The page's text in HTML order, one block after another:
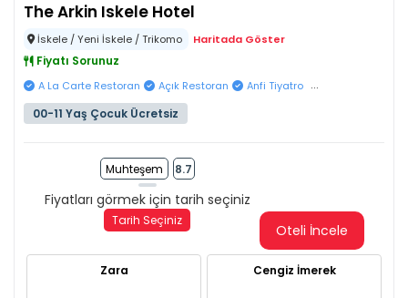
The Arkin Iskele Hotel
İskele / Yeni İskele / Trikomo Haritada Göster
Fiyatı Sorunuz
A La Carte Restoran Açık Restoran Anfi Tiyatro ...
00-11 Yaş Çocuk Ücretsiz
Muhteşem 8.7
Fiyatları görmek için tarih seçiniz
Tarih Seçiniz
Oteli İncele
Zara Cengiz İmerek